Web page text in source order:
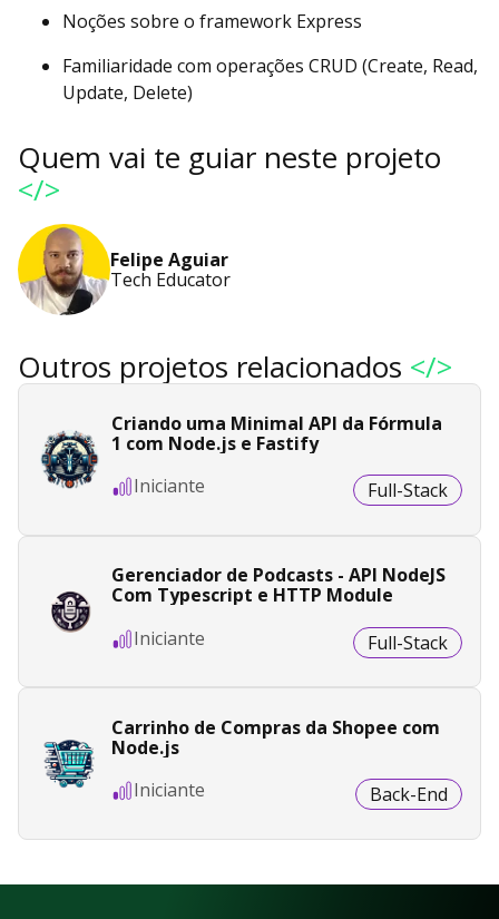
Noções sobre o framework Express
Familiaridade com operações CRUD (Create, Read,
Update, Delete)
Quem vai te guiar neste projeto
</>
Felipe Aguiar
Tech Educator
Outros projetos relacionados </>
Criando uma Minimal API da Fórmula
1 com Node.js e Fastify
Iniciante
Full-Stack
Gerenciador de Podcasts - API NodeJS
Com Typescript e HTTP Module
Iniciante
Full-Stack
Carrinho de Compras da Shopee com
Node.js
Iniciante
Back-End